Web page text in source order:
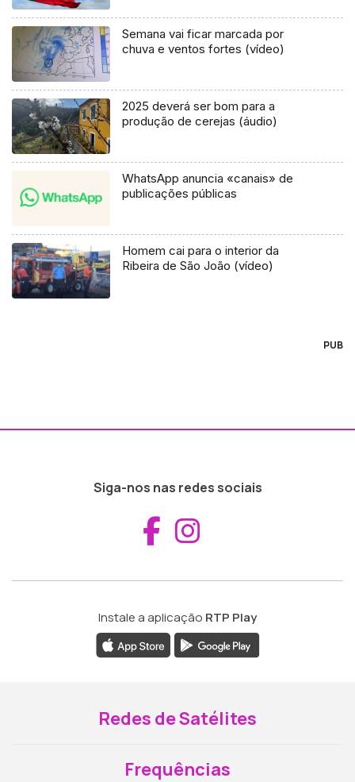
Semana vai ficar marcada por
chuva e ventos fortes (vídeo)
2025 deverá ser bom para a
produção de cerejas (áudio)
WhatsApp anuncia «canais» de
publicações públicas
Homem cai para o interior da
Ribeira de São João (vídeo)
PUB
Siga-nos nas redes sociais
Aceder ao
Instale a aplicação RTP Play
Redes de Satélites
Frequências